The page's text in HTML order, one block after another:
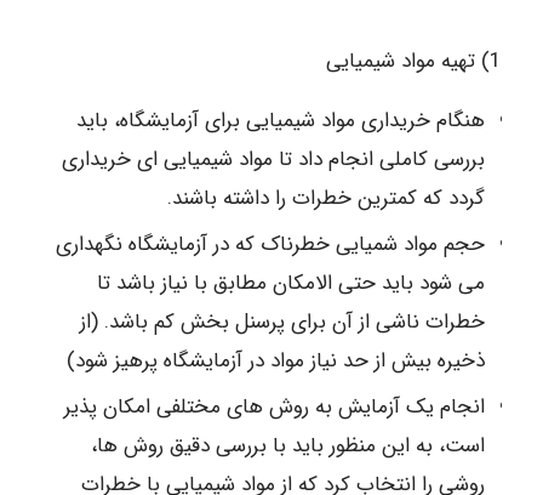
1) تهیه مواد شیمیایی
هنگام خریداری مواد شیمیایی برای آزمایشگاه، باید
بررسی کاملی انجام داد تا مواد شیمیایی ای خریداری
گردد که کمترین خطرات را داشته باشند.
حجم مواد شمیایی خطرناک که در آزمایشگاه نگهداری
می شود باید حتی الامکان مطابق با نیاز باشد تا
خطرات ناشی از آن برای پرسنل بخش کم باشد. (از
ذخیره بیش از حد نیاز مواد در آزمایشگاه پرهیز شود)
انجام یک آزمایش به روش های مختلفی امکان پذیر
است، به این منظور باید با بررسی دقیق روش ها،
روشی را انتخاب کرد که از مواد شیمیایی با خطرات